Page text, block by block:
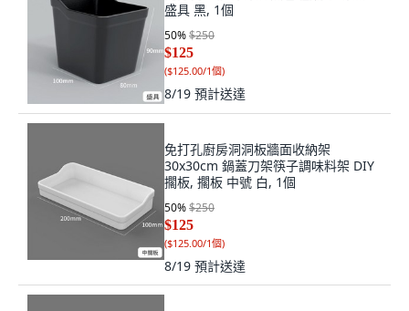
盛具 黑, 1個
50%$250
$125
($125.00/1個)
8/19 預計送達
免打孔廚房洞洞板牆面收納架
30x30cm 鍋蓋刀架筷子調味料架 DIY
擱板, 擱板 中號 白, 1個
50%$250
$125
($125.00/1個)
8/19 預計送達